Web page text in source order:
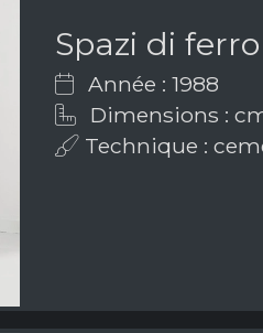
Spazi di ferro
Année : 1988
Dimensions :
Technique :